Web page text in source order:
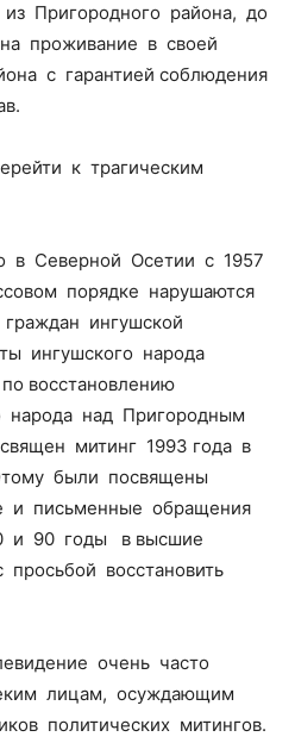
Пригородного района, до
проживание в своей
с гарантией соблюдения
к трагическим
в Северной Осетии с 1957
порядке нарушаются
ингушской
ингушского народа
восстановлению
народа над Пригородным
митинг 1993 года в
были посвящены
и письменные обращения
и 90 годы в высшие
восстановить
очень часто
лицам, осуждающим
политических митингов.